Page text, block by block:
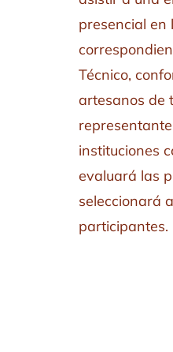
presencial en
Técnico,
artesanos de
instituciones
evaluará las
seleccionará
participantes.